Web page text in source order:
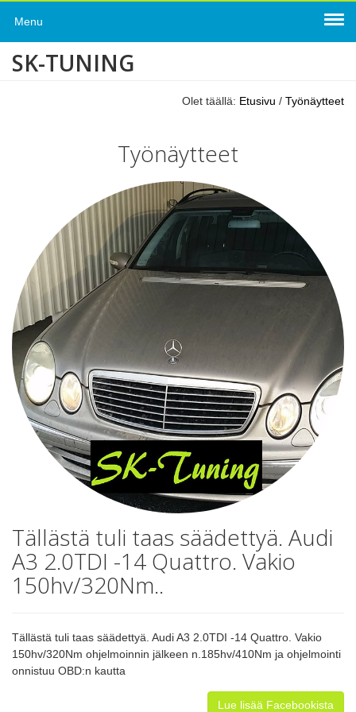
Menu
SK-TUNING
Olet täällä: Etusivu / Työnäytteet
Työnäytteet
Tällästä tuli taas säädettyä. Audi
A3 2.0TDI -14 Quattro. Vakio
150hv/320Nm..
Tällästä tuli taas säädettyä. Audi A3 2.0TDI -14 Quattro. Vakio
150hv/320Nm ohjelmoinnin jälkeen n.185hv/410Nm ja ohjelmointi
onnistuu OBD:n kautta
Lue lisää Facebookista